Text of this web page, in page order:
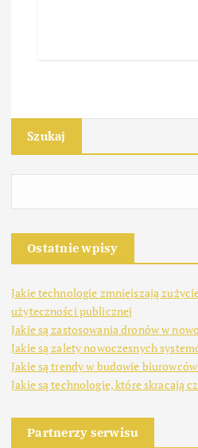
Szukaj
Ostatnie wpisy
Jakie technologie zmniejszają
użyteczności publicznej
Jakie są zastosowania dronów w
Jakie są zalety nowoczesnych
Jakie są trendy w budowie
Jakie są technologie, które skracają
Partnerzy serwisu